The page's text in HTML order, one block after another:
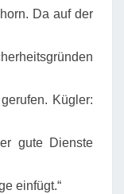
Da auf der
Kügler:
gute Dienste
einfügt.“